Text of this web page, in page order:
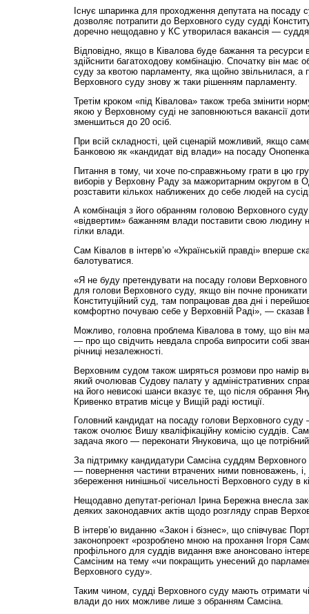
Існує шпаринка для проходження депутата на посаду
дозволяє потрапити до Верховного суду судді
доречно нещодавно у КС утворилася вакансія — суддя
Відповідно, якщо в Ківалова буде бажання та ресурси
здійснити багатоходову комбінацію. Спочатку він має
суду за квотою парламенту, яка щойно звільнилася, а
Верховного суду знову ж таки рішенням парламенту.
Третім кроком «під Ківалова» також треба змінити
якою у Верховному суді не заповнюються вакансії
зменшиться до 20 осіб.
При всій складності, цей сценарій можливий, якщо
Банковою як «кандидат від влади» на посаду
Питання в тому, чи хоче по-справжньому грати в цю
виборів у Верховну Раду за мажоритарним округом в
розставити кількох наближених до себе людей на
А комбінація з його обранням головою Верховного
«відвертим» бажанням влади поставити свою людину
гілки влади.
Сам Ківалов в інтерв’ю «Українській правді» вперше
балотуватися.
«Я не буду претендувати на посаду голови
для голови Верховного суду, якщо він почне
Конституційний суд, там попрацював два дні і
комфортно почуваю себе у Верховній Раді», — сказав
Можливо, головна проблема Ківалова в тому, що він
— про що свідчить невдала спроба випросити собі
річниці незалежності.
Верховним судом також ширяться розмови про намір
який очолював Судову палату у адміністративних
на його невисокі шанси вказує те, що після обрання
Кривенко втратив місце у Вищій раді юстиції.
Головний кандидат на посаду голови Верховного суду
також очолює Вишу кваліфікаційну комісію суддів.
задача якого — переконати Януковича, що це
За підтримку кандидатури Самсіна суддям Верховного
— повернення частини втрачених ними повноважень, і,
збереження нинішньої чисельності Верховного суду в
Нещодавно депутат-регіонал Ірина Бережна внесла
деяких законодавчих актів щодо розгляду справ
В інтерв’ю виданню «Закон і бізнес», що співчуває
законопроект «розроблено мною на прохання Ігоря
профільного для суддів видання вже анонсовано
Самсіним на тему «чи покращить унесений до
Верховного суду».
Таким чином, судді Верховного суду мають отримати
влади до них можливе лише з обранням Самсіна.